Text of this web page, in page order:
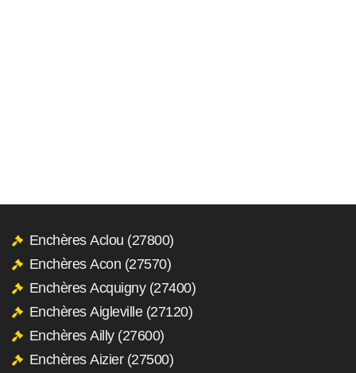
Enchères Aclou (27800)
Enchères Acon (27570)
Enchères Acquigny (27400)
Enchères Aigleville (27120)
Enchères Ailly (27600)
Enchères Aizier (27500)